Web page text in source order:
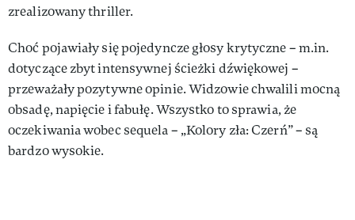
zrealizowany thriller.
Choć pojawiały się pojedyncze głosy krytyczne – m.in.
dotyczące zbyt intensywnej ścieżki dźwiękowej –
przeważały pozytywne opinie. Widzowie chwalili mocną
obsadę, napięcie i fabułę. Wszystko to sprawia, że
oczekiwania wobec sequela – „Kolory zła: Czerń” – są
bardzo wysokie.